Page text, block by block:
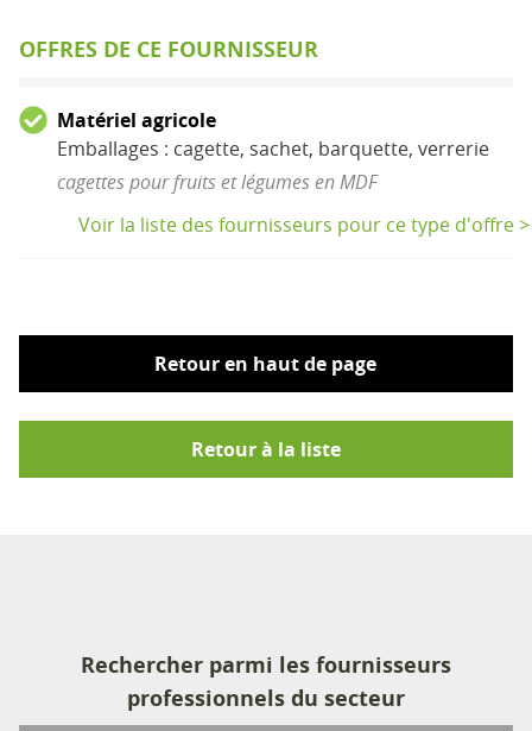
OFFRES DE CE FOURNISSEUR
Matériel agricole
Emballages : cagette, sachet, barquette, verrerie
cagettes pour fruits et légumes en MDF
Voir la liste des fournisseurs pour ce type d'offre >
Retour en haut de page
Retour à la liste
Rechercher parmi les fournisseurs
professionnels du secteur